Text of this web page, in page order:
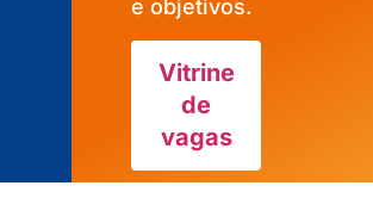
e objetivos.
Vitrine
de
vagas